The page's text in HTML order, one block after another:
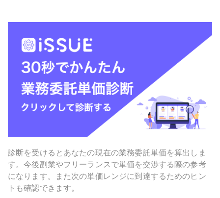
診断を受けるとあなたの現在の業務委託単価を算出しま
す。今後副業やフリーランスで単価を交渉する際の参考
になります。また次の単価レンジに到達するためのヒン
トも確認できます。